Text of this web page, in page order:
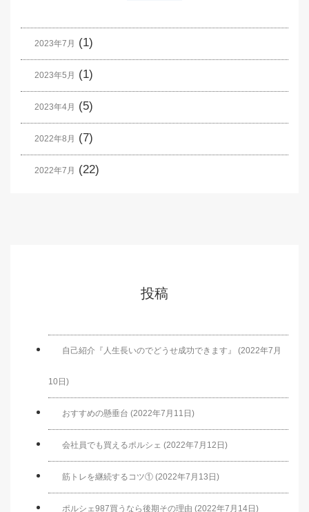
2023年7月 (1)
2023年5月 (1)
2023年4月 (5)
2022年8月 (7)
2022年7月 (22)
投稿
自己紹介『人生長いのでどうせ成功できます』 (2022年7月
10日)
おすすめの懸垂台 (2022年7月11日)
会社員でも買えるポルシェ (2022年7月12日)
筋トレを継続するコツ① (2022年7月13日)
ポルシェ987買うなら後期その理由 (2022年7月14日)